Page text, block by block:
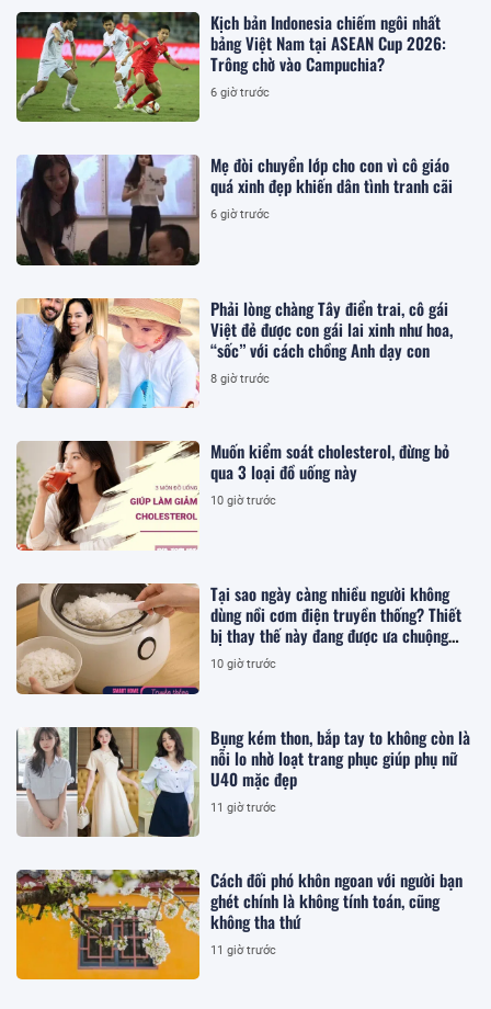
Kịch bản Indonesia chiếm ngôi nhất
bảng Việt Nam tại ASEAN Cup 2026:
Trông chờ vào Campuchia?
6 giờ trước
Mẹ đòi chuyển lớp cho con vì cô giáo
quá xinh đẹp khiến dân tình tranh cãi
6 giờ trước
Phải lòng chàng Tây điển trai, cô gái
Việt đẻ được con gái lai xinh như hoa,
“sốc” với cách chồng Anh dạy con
8 giờ trước
Muốn kiểm soát cholesterol, đừng bỏ
qua 3 loại đồ uống này
10 giờ trước
Tại sao ngày càng nhiều người không
dùng nồi cơm điện truyền thống? Thiết
bị thay thế này đang được ưa chuộng
hơn
10 giờ trước
Bụng kém thon, bắp tay to không còn là
nỗi lo nhờ loạt trang phục giúp phụ nữ
U40 mặc đẹp
11 giờ trước
Cách đối phó khôn ngoan với người bạn
ghét chính là không tính toán, cũng
không tha thứ
11 giờ trước